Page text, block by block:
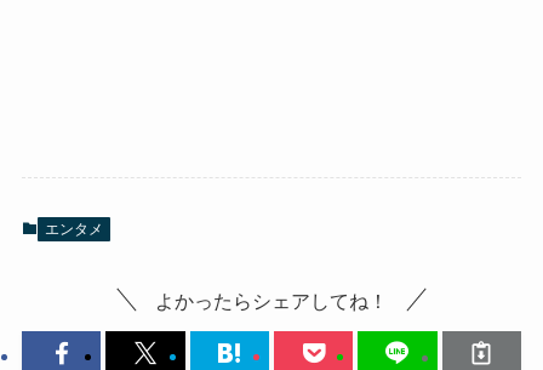
エンタメ
よかったらシェアしてね！